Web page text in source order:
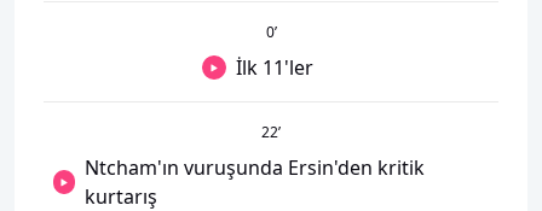
0’
İlk 11'ler
22’
Ntcham'ın vuruşunda Ersin'den kritik
kurtarış